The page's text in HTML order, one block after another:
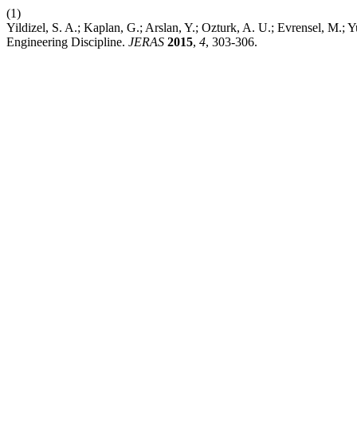
(1)
Yildizel, S. A.; Kaplan, G.; Arslan, Y.; Ozturk, A. U.; Evrensel, M.;
Engineering Discipline. JERAS 2015, 4, 303-306.